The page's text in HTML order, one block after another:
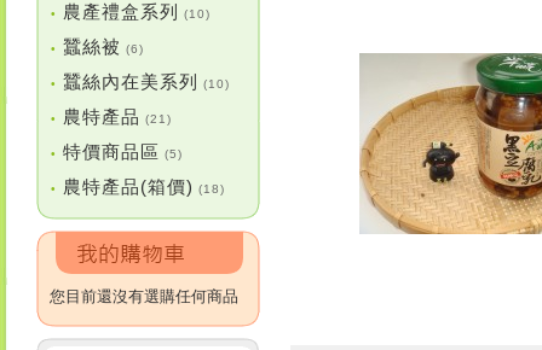
• 農產禮盒系列 (10)
• 蠶絲被 (6)
• 蠶絲內在美系列 (10)
• 農特產品 (21)
• 特價商品區 (5)
• 農特產品(箱價) (18)
您目前還沒有選購任何商品